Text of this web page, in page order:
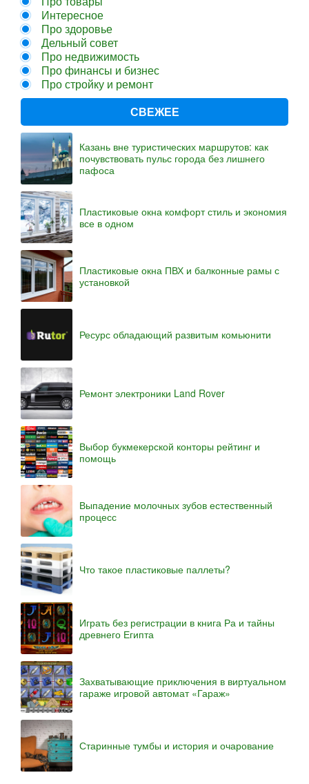
Интересное
Про здоровье
Дельный совет
Про недвижимость
Про финансы и бизнес
Про стройку и ремонт
СВЕЖЕЕ
Казань вне туристических маршрутов: как
почувствовать пульс города без лишнего
пафоса
Пластиковые окна комфорт стиль и экономия
все в одном
Пластиковые окна ПВХ и балконные рамы с
установкой
Ресурс обладающий развитым комьюнити
Ремонт электроники Land Rover
Выбор букмекерской конторы рейтинг и
помощь
Выпадение молочных зубов естественный
процесс
Что такое пластиковые паллеты?
Играть без регистрации в книга Ра и тайны
древнего Египта
Захватывающие приключения в виртуальном
гараже игровой автомат «Гараж»
Старинные тумбы и история и очарование